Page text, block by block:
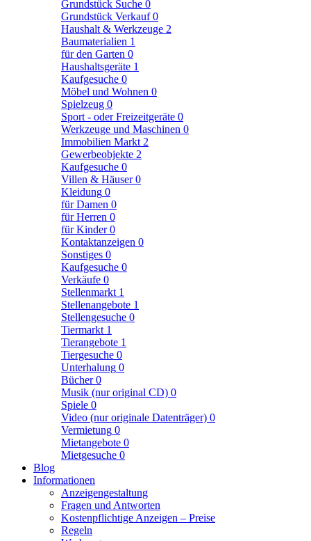
Grundstück Suche 0
Grundstück Verkauf0
Haushalt & Werkzeuge 2
Baumaterialien 1
für den Garten 0
Haushaltsgeräte 1
Kaufgesuche 0
Möbel und Wohnen 0
Spielzeug 0
Sport - oder Freizeitgeräte 0
Werkzeuge und Maschinen 0
Immobilien Markt 2
Gewerbeobjekte 2
Kaufgesuche 0
Villen & Häuser0
Kleidung 0
für Damen 0
für Herren 0
für Kinder0
Kontaktanzeigen 0
Sonstiges 0
Kaufgesuche 0
Verkäufe 0
Stellenmarkt 1
Stellenangebote 1
Stellengesuche 0
Tiermarkt 1
Tierangebote 1
Tiergesuche 0
Unterhalung 0
Bücher0
Musik (nur original CD) 0
Spiele 0
Video (nur originale Datenträger) 0
Vermietung 0
Mietangebote 0
Mietgesuche 0
Blog
Informationen
Anzeigengestaltung
Fragen und Antworten
Kostenpflichtige Anzeigen – Preise
Regeln